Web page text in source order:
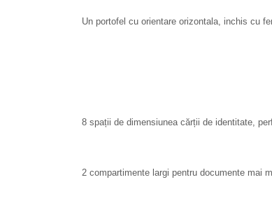
Un portofel cu orientare orizontala, inchis cu
8 spații de dimensiunea cărții de identitate,
2 compartimente largi pentru documente mai